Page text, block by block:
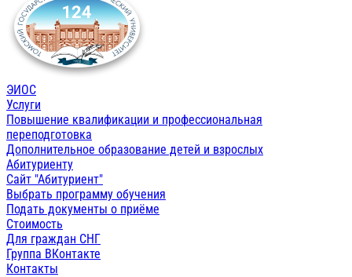
ЭИОС
Услуги
Повышение квалификации и профессиональная
переподготовка
Дополнительное образование детей и взрослых
Абитуриенту
Сайт "Абитуриент"
Выбрать программу обучения
Подать документы о приёме
Стоимость
Для граждан СНГ
Группа ВКонтакте
Контакты